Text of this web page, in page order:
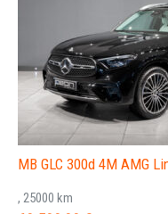
MB GLC 300d 4M AMG
, 25000 km